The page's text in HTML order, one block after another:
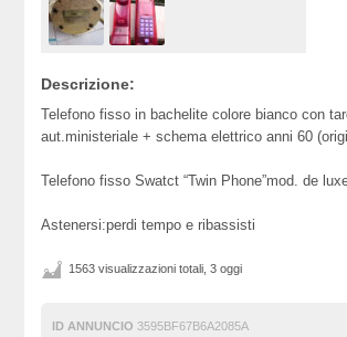
Descrizione:
Telefono fisso in bachelite colore bianco con
aut.ministeriale + schema elettrico anni 60
Telefono fisso Swatct “Twin Phone”mod. de
Astenersi:perdi tempo e ribassisti
1563 visualizzazioni totali, 3 oggi
ID ANNUNCIO 3595BF67B6A2085A